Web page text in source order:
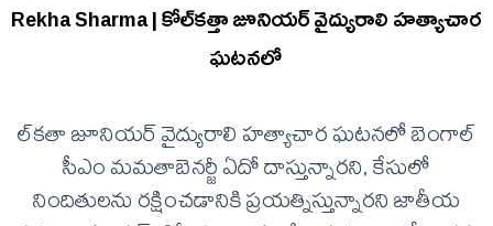
Rekha Sharma | కోల్‌కత్తా జూనియర్ వైద్యురాలి హత్యాచార
ఘటనలో
ల్‌కతా జూనియర్ వైద్యురాలి హత్యాచార ఘటనలో బెంగాల్
సీఎం మమతాబెనర్జీ ఏదో దాస్తున్నారని, కేసులో
నిందితులను రక్షించడానికి ప్రయత్నిస్తున్నారని జాతీయ